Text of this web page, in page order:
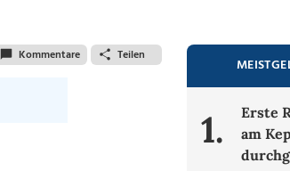
Kommentare Teilen
1.
Erste
am